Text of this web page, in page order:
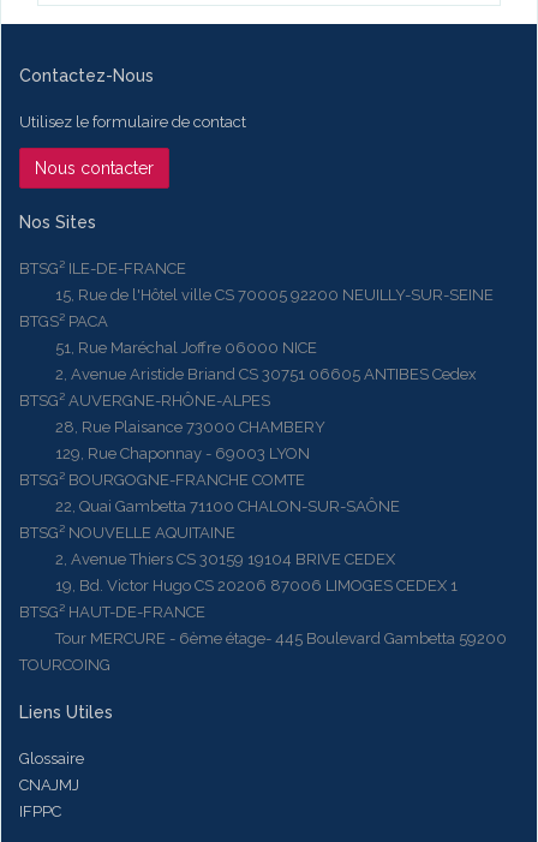
Contactez-Nous
Utilisez le formulaire de contact
Nous contacter
Nos Sites
BTSG² ILE-DE-FRANCE
15, Rue de l'Hôtel ville CS 70005 92200 NEUILLY-SUR-SEINE
BTGS² PACA
51, Rue Maréchal Joffre 06000 NICE
2, Avenue Aristide Briand CS 30751 06605 ANTIBES Cedex
BTSG² AUVERGNE-RHÔNE-ALPES
28, Rue Plaisance 73000 CHAMBERY
129, Rue Chaponnay - 69003 LYON
BTSG² BOURGOGNE-FRANCHE COMTE
22, Quai Gambetta 71100 CHALON-SUR-SAÔNE
BTSG² NOUVELLE AQUITAINE
2, Avenue Thiers CS 30159 19104 BRIVE CEDEX
19, Bd. Victor Hugo CS 20206 87006 LIMOGES CEDEX 1
BTSG² HAUT-DE-FRANCE
Tour MERCURE - 6ème étage- 445 Boulevard Gambetta 59200
TOURCOING
Liens Utiles
Glossaire
CNAJMJ
IFPPC